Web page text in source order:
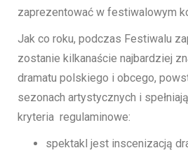
zaprezentować w festiwalowym
Jak co roku, podczas Festiwalu
zostanie kilkanaście najbardziej
dramatu polskiego i obcego,
sezonach artystycznych i
kryteria regulaminowe:
spektakl jest inscenizacją